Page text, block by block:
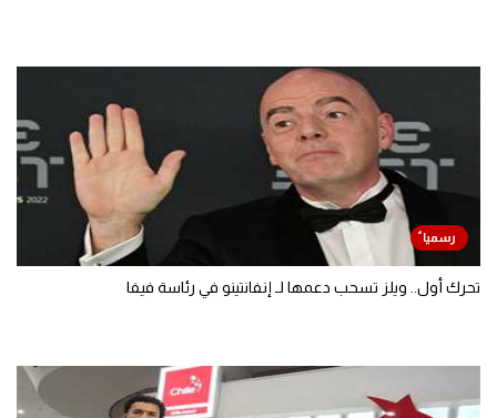
تحرك أول.. ويلز تسحب دعمها لـ إنفانتينو في رئاسة فيفا